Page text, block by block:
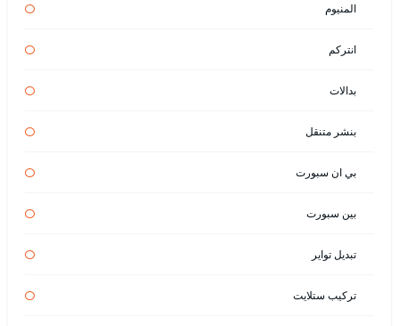
المنيوم
انتركم
بدالات
بنشر متنقل
بي ان سبورت
بين سبورت
تبديل تواير
تركيب ستلايت